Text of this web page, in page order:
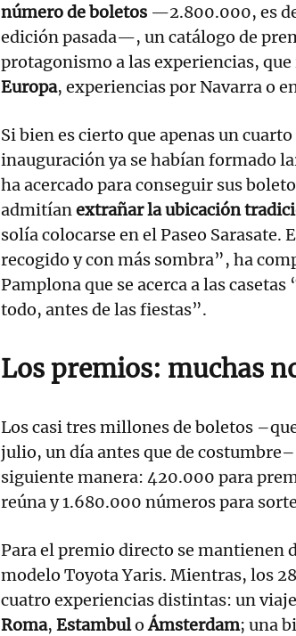
número de boletos —2.800.000, es
edición pasada—, un catálogo de
protagonismo a las experiencias,
Europa, experiencias por Navarra o
Si bien es cierto que apenas un
inauguración ya se habían formado
ha acercado para conseguir sus
admitíanextrañar la ubicación
solía colocarse en el Paseo Sarasate.
recogido y con más sombra”, ha
Pamplona que se acerca a las
todo, antes de las fiestas”.
Los premios: muchas
Los casi tres millones de boletos
julio, un día antes que de
siguiente manera: 420.000 para
reúna y 1.680.000 números para
Para el premio directo se mantienen
modelo Toyota Yaris. Mientras, los
cuatro experiencias distintas: un
Roma, EstambuloÁmsterdam; una